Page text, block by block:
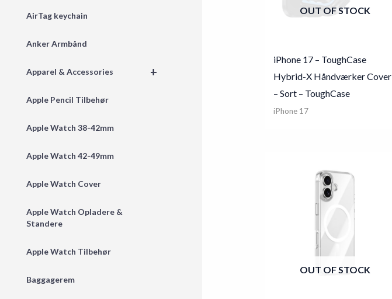
AirTag keychain
Anker Armbånd
+
Apparel & Accessories
Apple Pencil Tilbehør
Apple Watch 38-42mm
Apple Watch 42-49mm
Apple Watch Cover
Apple Watch Opladere &
Standere
Apple Watch Tilbehør
Baggagerem
OUT OF STOCK
iPhone 17 – ToughCase
Hybrid-X Håndværker Cover
– Sort – ToughCase
iPhone 17
OUT OF STOCK